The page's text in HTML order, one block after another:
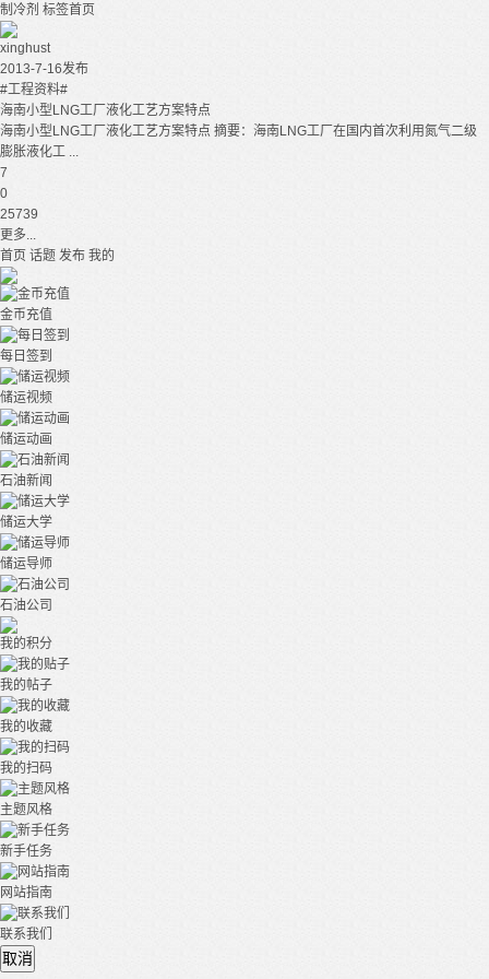
制冷剂 标签首页
xinghust
2013-7-16发布
#工程资料#
海南小型LNG工厂液化工艺方案特点
海南小型LNG工厂液化工艺方案特点 摘要：海南LNG工厂在国内首次利用氮气二级
膨胀液化工 ...
7
0
25739
更多...
首页 话题 发布 我的
金币充值
每日签到
储运视频
储运动画
石油新闻
储运大学
储运导师
石油公司
我的积分
我的帖子
我的收藏
我的扫码
主题风格
新手任务
网站指南
联系我们
取消